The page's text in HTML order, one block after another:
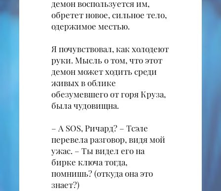
демон воспользуется им,
обретет новое, сильное тело,
одержимое местью.
Я почувствовал, как холодеют
руки. Мысль о том, что этот
демон может ходить среди
живых в облике
обезумевшего от горя Круза,
была чудовищна.
– А SOS, Ричард? – Тсэле
перевела разговор, видя мой
ужас. – Ты видел его на
бирке ключа тогда,
помнишь? (откуда она это
знает?)